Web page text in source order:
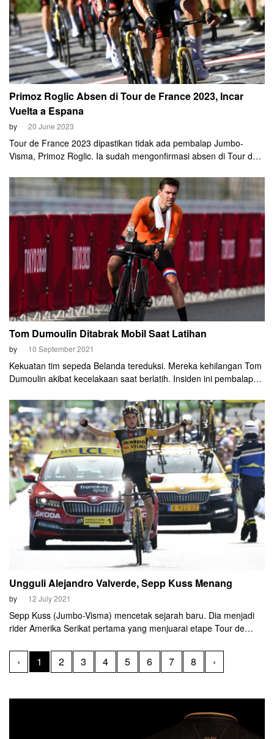
Primoz Roglic Absen di Tour de France 2023, Incar
Vuelta a Espana
by 20 June 2023
Tour de France 2023 dipastikan tidak ada pembalap Jumbo-
Visma, Primoz Roglic. Ia sudah mengonfirmasi absen di Tour de
Tom Dumoulin Ditabrak Mobil Saat Latihan
by 10 September 2021
Kekuatan tim sepeda Belanda tereduksi. Mereka kehilangan Tom
Dumoulin akibat kecelakaan saat berlatih. Insiden ini pembalap
Championships 2021 di Flanders, Belgia.
Ungguli Alejandro Valverde, Sepp Kuss Menang
by 12 July 2021
Sepp Kuss (Jumbo-Visma) mencetak sejarah baru. Dia menjadi
rider Amerika Serikat pertama yang menjuarai etape Tour de
oleh Tyler Farrar dalam etape ketiga pada edisi 2011 silam lalu di
Redon.
‹ 1 2 3 4 5 6 7 8 ›